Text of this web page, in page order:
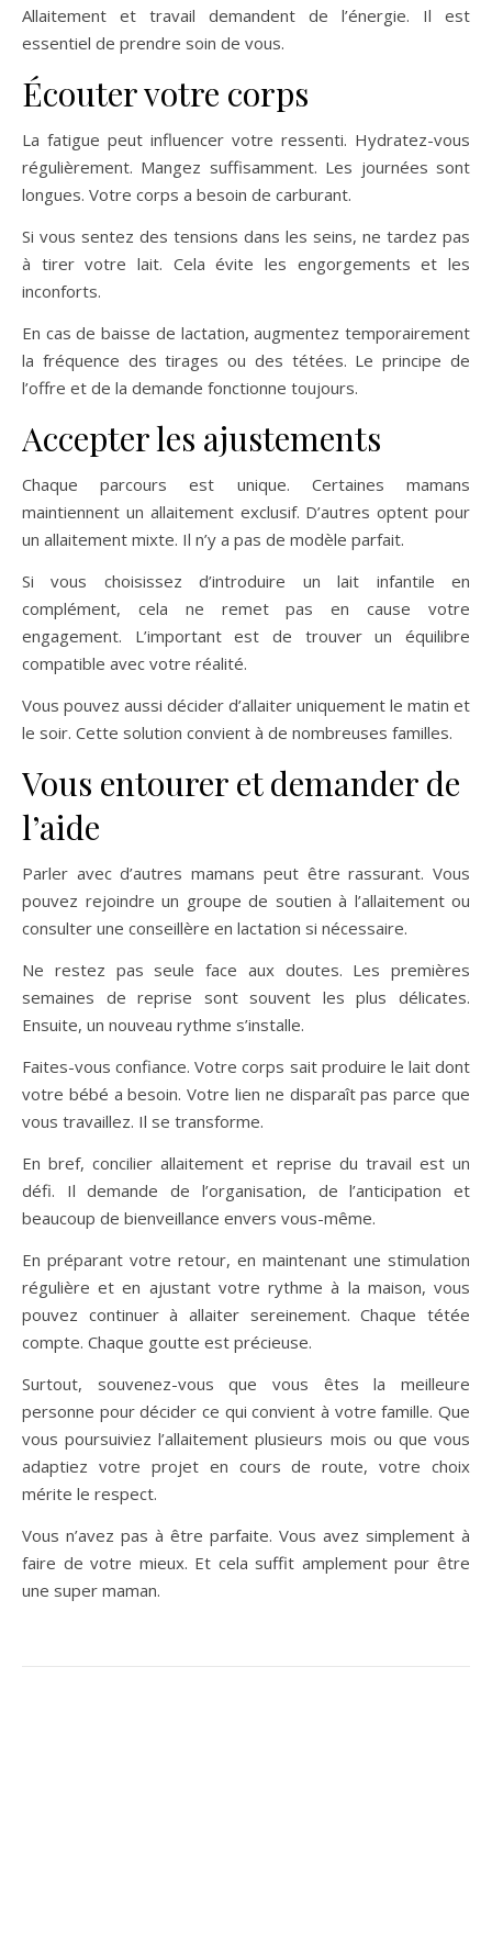
Allaitement et travail demandent de l’énergie. Il est
essentiel de prendre soin de vous.
Écouter votre corps
La fatigue peut influencer votre ressenti. Hydratez-vous
régulièrement. Mangez suffisamment. Les journées sont
longues. Votre corps a besoin de carburant.
Si vous sentez des tensions dans les seins, ne tardez pas
à tirer votre lait. Cela évite les engorgements et les
inconforts.
En cas de baisse de lactation, augmentez temporairement
la fréquence des tirages ou des tétées. Le principe de
l’offre et de la demande fonctionne toujours.
Accepter les ajustements
Chaque parcours est unique. Certaines mamans
maintiennent un allaitement exclusif. D’autres optent pour
un allaitement mixte. Il n’y a pas de modèle parfait.
Si vous choisissez d’introduire un lait infantile en
complément, cela ne remet pas en cause votre
engagement. L’important est de trouver un équilibre
compatible avec votre réalité.
Vous pouvez aussi décider d’allaiter uniquement le matin et
le soir. Cette solution convient à de nombreuses familles.
Vous entourer et demander de
l’aide
Parler avec d’autres mamans peut être rassurant. Vous
pouvez rejoindre un groupe de soutien à l’allaitement ou
consulter une conseillère en lactation si nécessaire.
Ne restez pas seule face aux doutes. Les premières
semaines de reprise sont souvent les plus délicates.
Ensuite, un nouveau rythme s’installe.
Faites-vous confiance. Votre corps sait produire le lait dont
votre bébé a besoin. Votre lien ne disparaît pas parce que
vous travaillez. Il se transforme.
En bref, concilier allaitement et reprise du travail est un
défi. Il demande de l’organisation, de l’anticipation et
beaucoup de bienveillance envers vous-même.
En préparant votre retour, en maintenant une stimulation
régulière et en ajustant votre rythme à la maison, vous
pouvez continuer à allaiter sereinement. Chaque tétée
compte. Chaque goutte est précieuse.
Surtout, souvenez-vous que vous êtes la meilleure
personne pour décider ce qui convient à votre famille. Que
vous poursuiviez l’allaitement plusieurs mois ou que vous
adaptiez votre projet en cours de route, votre choix
mérite le respect.
Vous n’avez pas à être parfaite. Vous avez simplement à
faire de votre mieux. Et cela suffit amplement pour être
une super maman.